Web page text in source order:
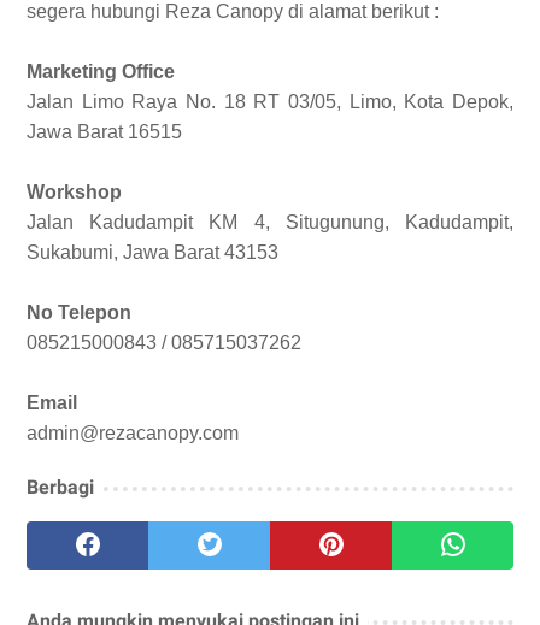
segera hubungi Reza Canopy di alamat berikut :
Marketing Office
Jalan Limo Raya No. 18 RT 03/05, Limo, Kota Depok,
Jawa Barat 16515
Workshop
Jalan Kadudampit KM 4, Situgunung, Kadudampit,
Sukabumi, Jawa Barat 43153
No Telepon
085215000843 / 085715037262
Email
admin@rezacanopy.com
Berbagi